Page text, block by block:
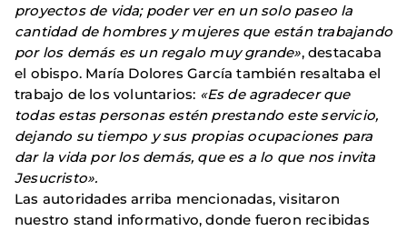
proyectos de vida; poder ver en un solo paseo la
cantidad de hombres y mujeres que están trabajando
por los demás es un regalo muy grande», destacaba
el obispo. María Dolores García también resaltaba el
trabajo de los voluntarios: «Es de agradecer que
todas estas personas estén prestando este servicio,
dejando su tiempo y sus propias ocupaciones para
dar la vida por los demás, que es a lo que nos invita
Jesucristo».
Las autoridades arriba mencionadas, visitaron
nuestro stand informativo, donde fueron recibidas